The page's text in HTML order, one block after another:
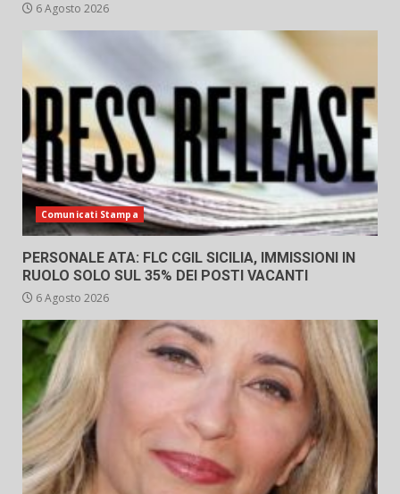
6 Agosto 2026
Comunicati Stampa
PERSONALE ATA: FLC CGIL SICILIA, IMMISSIONI IN
RUOLO SOLO SUL 35% DEI POSTI VACANTI
6 Agosto 2026